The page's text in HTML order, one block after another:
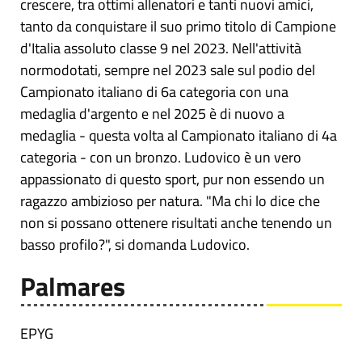
crescere, tra ottimi allenatori e tanti nuovi amici,
tanto da conquistare il suo primo titolo di Campione
d'Italia assoluto classe 9 nel 2023. Nell'attività
normodotati, sempre nel 2023 sale sul podio del
Campionato italiano di 6a categoria con una
medaglia d'argento e nel 2025 è di nuovo a
medaglia - questa volta al Campionato italiano di 4a
categoria - con un bronzo. Ludovico è un vero
appassionato di questo sport, pur non essendo un
ragazzo ambizioso per natura. "Ma chi lo dice che
non si possano ottenere risultati anche tenendo un
basso profilo?", si domanda Ludovico.
Palmares
EPYG